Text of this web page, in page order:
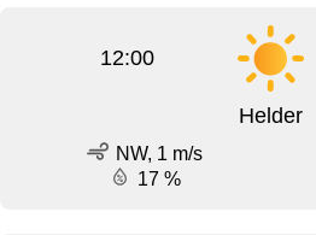
12:00
Helder
NW, 1 m/s
17 %